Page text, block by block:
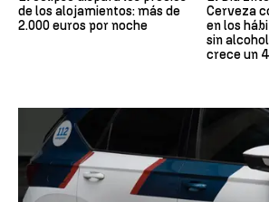
de los alojamientos: más de
2.000 euros por noche
Cerveza
en los
sin
crece un